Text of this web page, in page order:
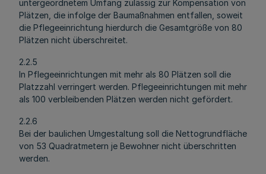
untergeordnetem Umfang zulässig zur Kompensation von
Plätzen, die infolge der Baumaßnahmen entfallen, soweit
die Pflegeeinrichtung hierdurch die Gesamtgröße von 80
Plätzen nicht überschreitet.
2.2.5
In Pflegeeinrichtungen mit mehr als 80 Plätzen soll die
Platzzahl verringert werden. Pflegeeinrichtungen mit mehr
als 100 verbleibenden Plätzen werden nicht gefördert.
2.2.6
Bei der baulichen Umgestaltung soll die Nettogrundfläche
von 53 Quadratmetern je Bewohner nicht überschritten
werden.